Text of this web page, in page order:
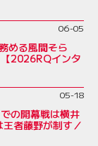
06-05
める風間そら
【2026RQインタ
05-18
の開幕戦は横井
者藤野が制す／